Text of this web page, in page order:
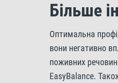
Більше
Оптимальна
вони негативно
поживних
EasyBalance.